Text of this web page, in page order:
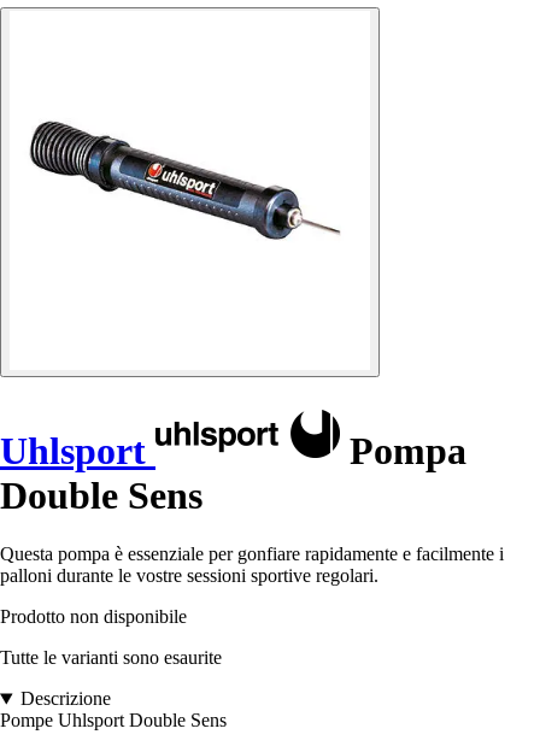
Uhlsport
Pompa
Double Sens
Questa pompa è essenziale per gonfiare rapidamente e facilmente i
palloni durante le vostre sessioni sportive regolari.
Prodotto non disponibile
Tutte le varianti sono esaurite
Descrizione
Pompe Uhlsport Double Sens